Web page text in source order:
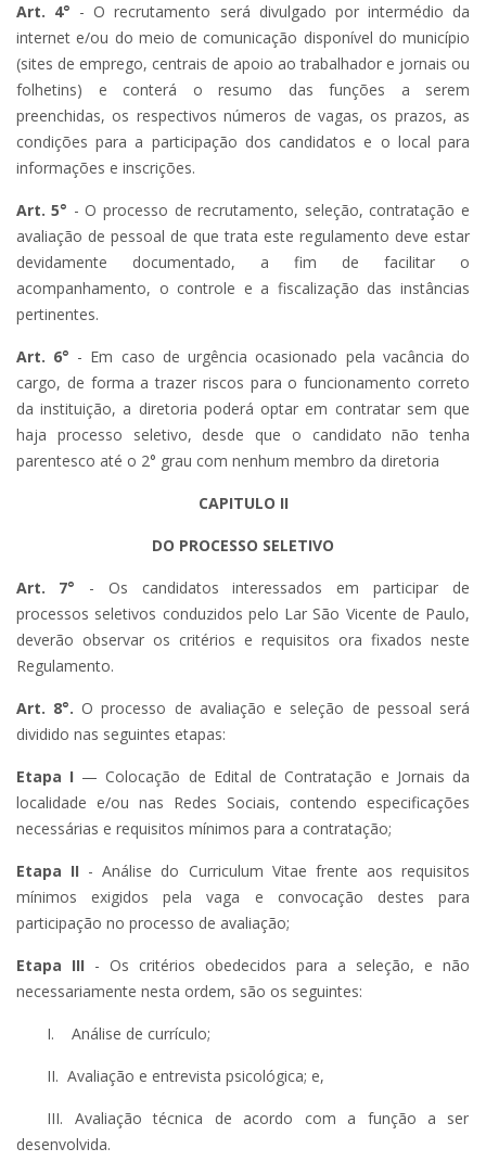
Art. 4° - O recrutamento será divulgado por intermédio da
internet e/ou do meio de comunicação disponível do município
(sites de emprego, centrais de apoio ao trabalhador e jornais ou
folhetins) e conterá o resumo das funções a serem
preenchidas, os respectivos números de vagas, os prazos, as
condições para a participação dos candidatos e o local para
informações e inscrições.
Art. 5° - O processo de recrutamento, seleção, contratação e
avaliação de pessoal de que trata este regulamento deve estar
devidamente documentado, a fim de facilitar o
acompanhamento, o controle e a fiscalização das instâncias
pertinentes.
Art. 6° - Em caso de urgência ocasionado pela vacância do
cargo, de forma a trazer riscos para o funcionamento correto
da instituição, a diretoria poderá optar em contratar sem que
haja processo seletivo, desde que o candidato não tenha
parentesco até o 2° grau com nenhum membro da diretoria
CAPITULO II
DO PROCESSO SELETIVO
Art. 7° - Os candidatos interessados em participar de
processos seletivos conduzidos pelo Lar São Vicente de Paulo,
deverão observar os critérios e requisitos ora fixados neste
Regulamento.
Art. 8°. O processo de avaliação e seleção de pessoal será
dividido nas seguintes etapas:
Etapa I — Colocação de Edital de Contratação e Jornais da
localidade e/ou nas Redes Sociais, contendo especificações
necessárias e requisitos mínimos para a contratação;
Etapa II - Análise do Curriculum Vitae frente aos requisitos
mínimos exigidos pela vaga e convocação destes para
participação no processo de avaliação;
Etapa III - Os critérios obedecidos para a seleção, e não
necessariamente nesta ordem, são os seguintes:
I. Análise de currículo;
II. Avaliação e entrevista psicológica; e,
III. Avaliação técnica de acordo com a função a ser
desenvolvida.